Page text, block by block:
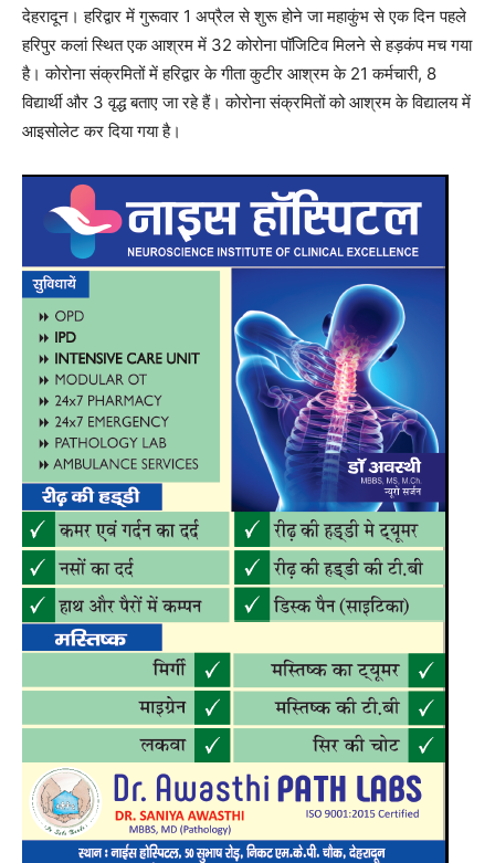
देहरादून। हरिद्वार में गुरूवार 1 अप्रैल से शुरू होने जा महाकुंभ से एक दिन पहले
हरिपुर कलां स्थित एक आश्रम में 32 कोरोना पॉजिटिव मिलने से हड़कंप मच गया
है। कोरोना संक्रमितों में हरिद्वार के गीता कुटीर आश्रम के 21 कर्मचारी, 8
विद्यार्थी और 3 वृद्ध बताए जा रहे हैं। कोरोना संक्रमितों को आश्रम के विद्यालय में
आइसोलेट कर दिया गया है।